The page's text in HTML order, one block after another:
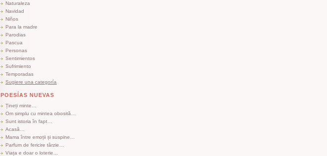
Naturaleza
Navidad
Niños
Para la madre
Parodias
Pascua
Personas
Sentimientos
Sufrimiento
Temporadas
Sugiere una categoría
POESÍAS NUEVAS
Țineți minte…
Om simplu cu mintea obosită…
Sunt istoria în fapt…
Acasă…
Mama între emoții și suspine…
Parfum de fericire târzie…
Viața e doar o loterie…